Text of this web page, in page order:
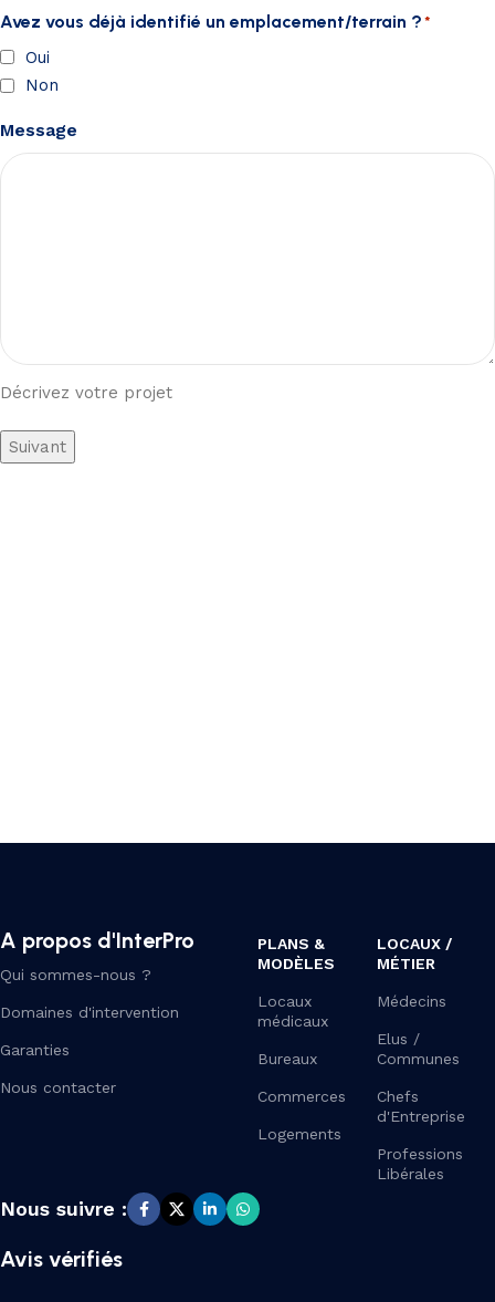
Avez vous déjà identifié un emplacement/terrain ? *
Oui
Non
Message
Décrivez votre projet
Suivant
A propos d'InterPro
Qui sommes-nous ?
Domaines d'intervention
Garanties
Nous contacter
PLANS &
MODÈLES
Locaux
médicaux
Bureaux
Commerces
Logements
LOCAUX /
MÉTIER
Médecins
Elus /
Communes
Chefs
d'Entreprise
Professions
Libérales
Nous suivre :
Avis vérifiés